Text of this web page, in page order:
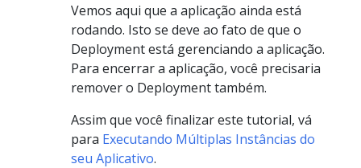
Vemos aqui que a aplicação ainda está
rodando. Isto se deve ao fato de que o
Deployment está gerenciando a aplicação.
Para encerrar a aplicação, você precisaria
remover o Deployment também.
Assim que você finalizar este tutorial, vá
para Executando Múltiplas Instâncias do
seu Aplicativo.